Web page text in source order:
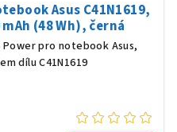
Asus C41N1619,
(48 Wh), černá
pro notebook Asus,
dílu C41N1619